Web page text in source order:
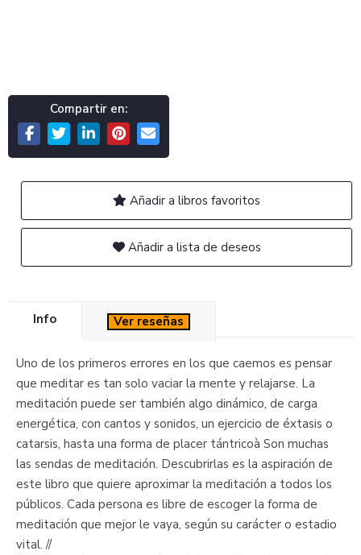
Compartir en:
Añadir a libros favoritos
Añadir a lista de deseos
Info Ver reseñas
Uno de los primeros errores en los que caemos es pensar
que meditar es tan solo vaciar la mente y relajarse. La
meditación puede ser también algo dinámico, de carga
energética, con cantos y sonidos, un ejercicio de éxtasis o
catarsis, hasta una forma de placer tántricoà Son muchas
las sendas de meditación. Descubrirlas es la aspiración de
este libro que quiere aproximar la meditación a todos los
públicos. Cada persona es libre de escoger la forma de
meditación que mejor le vaya, según su carácter o estadio
vital. //